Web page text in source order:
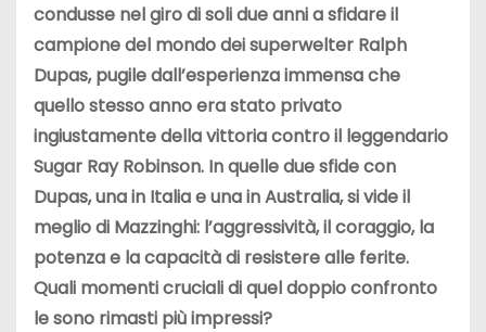
condusse nel giro di soli due anni a sfidare il
campione del mondo dei superwelter Ralph
Dupas, pugile dall’esperienza immensa che
quello stesso anno era stato privato
ingiustamente della vittoria contro il leggendario
Sugar Ray Robinson. In quelle due sfide con
Dupas, una in Italia e una in Australia, si vide il
meglio di Mazzinghi: l’aggressività, il coraggio, la
potenza e la capacità di resistere alle ferite.
Quali momenti cruciali di quel doppio confronto
le sono rimasti più impressi?